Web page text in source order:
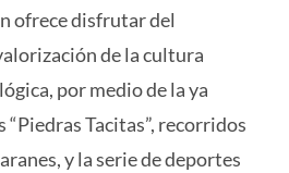
ofrece disfrutar del
de la cultura
por medio de la ya
Tacitas”, recorridos
y la serie de deportes